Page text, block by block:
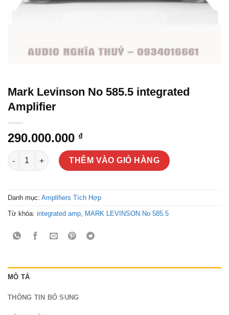
Mark Levinson No 585.5 integrated
Amplifier
290.000.000 ₫
Mark Levinson No 585.5 integrated Amplifier số lượng
THÊM VÀO GIỎ HÀNG
Danh mục: Amplifiers Tích Hợp
Từ khóa: integrated amp MARK LEVINSON No 585.5
MÔ TẢ
THÔNG TIN BỔ SUNG